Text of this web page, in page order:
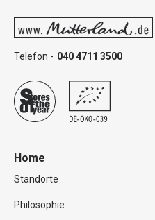
Telefon - 040 4711 3500
Home
Standorte
Philosophie